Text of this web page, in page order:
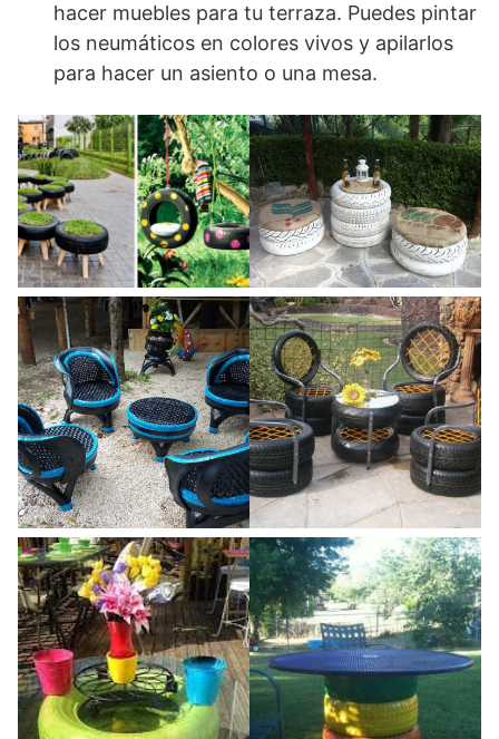
hacer muebles para tu terraza. Puedes pintar
los neumáticos en colores vivos y apilarlos
para hacer un asiento o una mesa.